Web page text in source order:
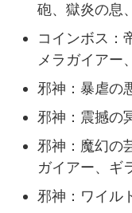
砲、獄炎の息
コインボス：
メラガイアー
邪神：暴虐の
邪神：震撼の
邪神：魔幻の
ガイアー、ギ
邪神：ワイル